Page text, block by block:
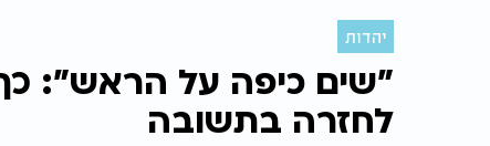
יהדות
"שים כיפה על הראש":
לחזרה בתשובה